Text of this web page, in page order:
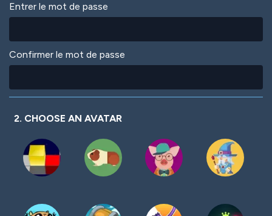
Entrer le mot de passe
Confirmer le mot de passe
2. CHOOSE AN AVATAR